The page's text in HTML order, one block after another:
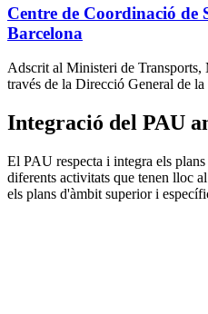
Centre de Coordinació
Barcelona
Adscrit al Ministeri de
través de la Direcció General de
Integració del PAU
El PAU respecta i integra els
diferents activitats que tenen lloc
els plans d'àmbit superior i